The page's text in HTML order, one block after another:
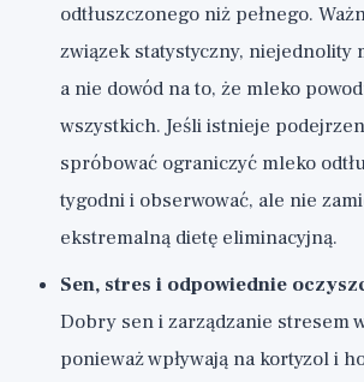
odtłuszczonego niż pełnego.
związek statystyczny, niejednolity
a nie dowód na to, że mleko
wszystkich. Jeśli istnieje
spróbować ograniczyć mleko
tygodni i obserwować, ale nie
ekstremalną dietę eliminacyjną.
Sen, stres i odpowiednie
Dobry sen i zarządzanie stresem
ponieważ wpływają na kortyzol i